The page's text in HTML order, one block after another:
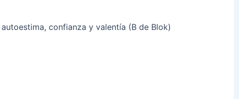
confianza y valentía (B de Blok)